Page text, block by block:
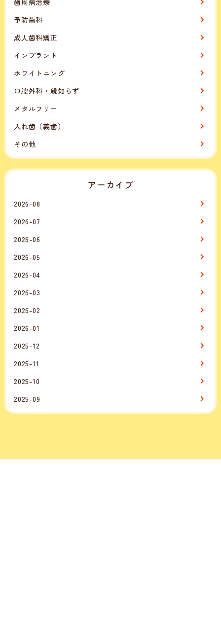
予防歯科
成人歯科矯正
インプラント
ホワイトニング
口腔外科・親知らず
メタルフリー
入れ歯（義歯）
その他
アーカイブ
2026-08
2026-07
2026-06
2026-05
2026-04
2026-03
2026-02
2026-01
2025-12
2025-11
2025-10
2025-09